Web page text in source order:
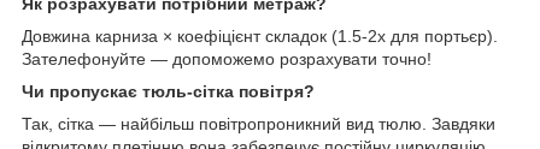
Як розрахувати потрібний метраж?
Довжина карниза × коефіцієнт складок (1.5-2x для портьєр).
Зателефонуйте — допоможемо розрахувати точно!
Чи пропускає тюль-сітка повітря?
Так, сітка — найбільш повітропроникний вид тюлю. Завдяки